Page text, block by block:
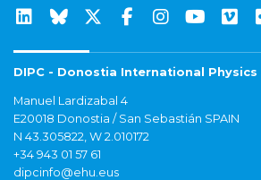
DIPC - Donostia International Physics
Manuel Lardizabal 4
E20018 Donostia / San Sebastián SPAIN
N 43.305822, W 2.010172
+34 943 01 57 61
dipcinfo@ehu.eus